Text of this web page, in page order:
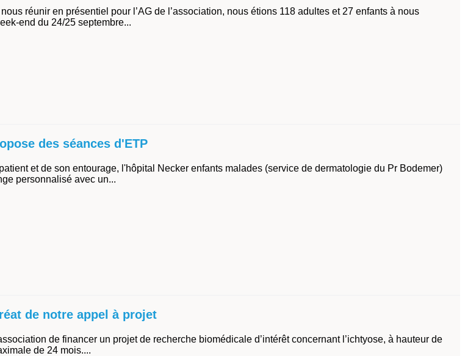
réunir en présentiel pour l’AG de l’association, nous étions 118 adultes et 27 enfants à nous
end du 24/25 septembre...
des séances d'ETP
et de son entourage, l'hôpital Necker enfants malades (service de dermatologie du Pr Bodemer)
personnalisé avec un...
de notre appel à projet
de financer un projet de recherche biomédicale d’intérêt concernant l’ichtyose, à hauteur de
de 24 mois....